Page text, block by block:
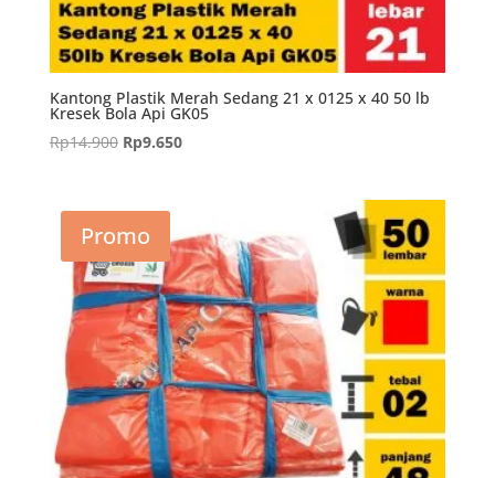
Kantong Plastik Merah Sedang 21 x 0125 x 40 50 lb
Kresek Bola Api GK05
Rp14.900 Harga
Rp14.900.
Rp9.650Harga
Rp9.650.
Promo